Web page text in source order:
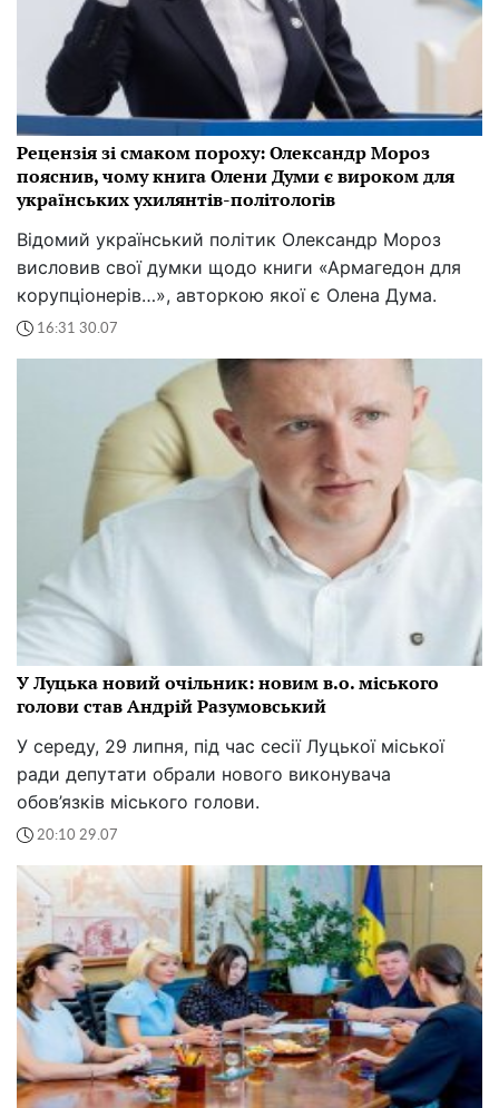
Рецензія зі смаком пороху: Олександр Мороз
пояснив, чому книга Олени Думи є вироком для
українських ухилянтів-політологів
Відомий український політик Олександр Мороз
висловив свої думки щодо книги «Армагедон для
корупціонерів…», авторкою якої є Олена Дума.
16:31 30.07
У Луцька новий очільник: новим в.о. міського
голови став Андрій Разумовський
У середу, 29 липня, під час сесії Луцької міської
ради депутати обрали нового виконувача
обов’язків міського голови.
20:10 29.07